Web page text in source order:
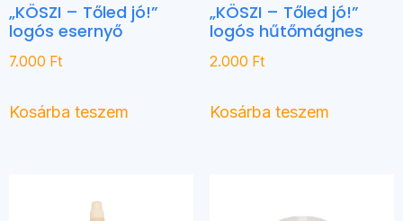
„KÖSZI – Tőled jó!”
logós esernyő
7.000 Ft
Kosárba teszem
„KÖSZI – Tőled jó!”
logós hűtőmágnes
2.000 Ft
Kosárba teszem